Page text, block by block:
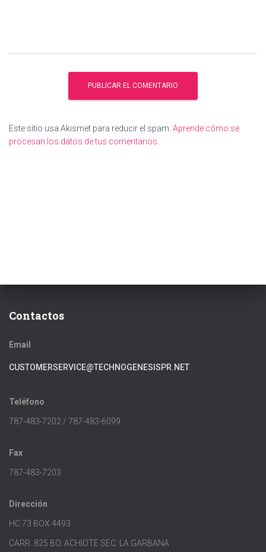
Este sitio usa Akismet para reducir el spam. Aprende cómo se
procesan los datos de tus comentarios.
Contactos
Email
CUSTOMERSERVICE@TECHNOGENESISPR.NET
Teléfono
787-483-7202 / 787-483-6099
Fax
787-483-7203
Dirección
HC 73 BOX 4493
CARR. 825 BO. ACHIOTE SEC. LA GARBANA